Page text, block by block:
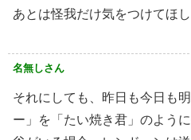
あとは怪我だけ気をつけてほし
名無しさん
それにしても、昨日も今日も
ー」を「たい焼き君」のよう